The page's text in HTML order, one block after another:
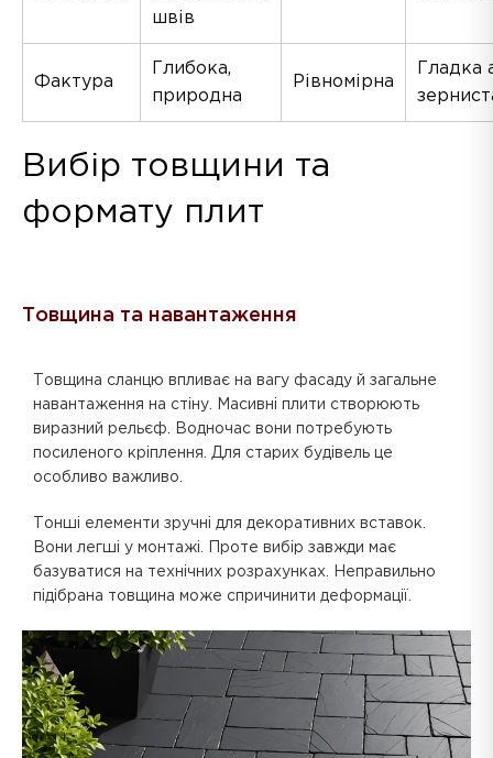
швів
Фактура
Глибока,
природна
Рівномірна
Гладка
Вибір товщини та
формату плит
Товщина та навантаження
Товщина сланцю впливає на вагу фасаду й загальне
навантаження на стіну. Масивні плити створюють
виразний рельєф. Водночас вони потребують
посиленого кріплення. Для старих будівель це
особливо важливо.
Тонші елементи зручні для декоративних вставок.
Вони легші у монтажі. Проте вибір завжди має
базуватися на технічних розрахунках. Неправильно
підібрана товщина може спричинити деформації.